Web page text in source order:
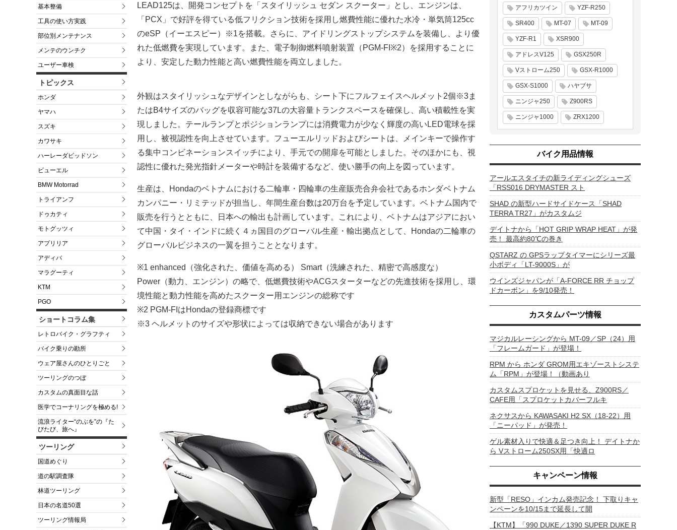
基本整備
工具の使い方実践
部位別メンテナンス
メンテのウンチク
ユーザー車検
トピックス
ホンダ
ヤマハ
スズキ
カワサキ
ハーレーダビッドソン
ビューエル
BMW Motorrad
トライアンフ
ドゥカティ
モトグッツィ
アプリリア
アディバ
マラグーティ
KTM
PGO
ショートコラム集
レトロバイク・グラフティ
バイク乗りの勘所
ウェア屋さんのひとりごと
ツーリングのつぼ
カスタムの真面目な話
医学でコーナリングを極める!
流浪ライター“のぶを”の『た
びたび、旅へ』
ツーリング
国道めぐり
道の駅調査隊
林道ツーリング
日本の名道50選
ツーリング情報局
LEAD125は、開発コンセプトを「スタイリッシュ セダン スクーター」とし、エンジンは、
「PCX」で好評を得ている低フリクション技術を採用し燃費性能に優れた水冷・単気筒125cc
のeSP（イーエスピー）※1を搭載。さらに、アイドリングストップシステムを装備し、より優
れた低燃費を実現しています。また、電子制御燃料噴射装置（PGM-FI※2）を採用することに
より、安定した動力性能と高い燃費性能を両立しました。
外観はスタイリッシュなデザインとしながらも、シート下にフルフェイスヘルメット2個※3ま
たはB4サイズのバッグを収容可能な37Lの大容量トランクスペースを確保し、高い積載性を実
現しました。テールランプとポジションランプには消費電力が少なく輝度の高いLED電球を採
用し、被視認性を向上させています。フューエルリッドおよびシートは、メインキーで操作す
る集中コンビネーションスイッチにより、手元での開扉を可能としました。そのほかにも、視
認性に優れた発光指針メーターや時計を装備するなど、使い勝手の向上を図っています。
生産は、Hondaのベトナムにおける二輪車・四輪車の生産販売合弁会社であるホンダベトナム
カンパニー・リミテッドが担当し、年間生産台数は20万台を予定しています。ベトナム国内で
販売を行うとともに、日本への輸出も計画しています。これにより、ベトナムはアジアにおい
て中国・タイ・インドに続く４ヵ国目のグローバル生産・輸出拠点として、Hondaの二輪車の
グローバルビジネスの一翼を担うこととなります。
※1 enhanced（強化された、価値を高める） Smart（洗練された、精密で高感度な）
Power（動力、エンジン）の略で、低燃費技術やACGスターターなどの先進技術を採用し、環
境性能と動力性能を高めたスクーター用エンジンの総称です
※2 PGM-FIはHondaの登録商標です
※3 ヘルメットのサイズや形状によっては収納できない場合があります
アフリカツイン YZF-R250
SR400 MT-07 MT-09
YZF-R1 XSR900
アドレスV125 GSX250R
Vストローム250 GSX-R1000
GSX-S1000 ハヤブサ
ニンジャ250 Z900RS
ニンジャ1000 ZRX1200
バイク用品情報
アールエスタイチの新ライディングシューズ
「RSS016 DRYMASTER スト
SHAD の新型ハードサイドケース「SHAD
TERRA TR27」がカスタムジ
デイトナから「HOT GRIP WRAP HEAT」が発
売！ 最高約80℃の巻き
QSTARZ の GPSラップタイマーにシリーズ最
小ボディ「LT-9000S」が
ウインズジャパンが「A-FORCE RR チョップ
ドカーボン」を9/10発売！
カスタムパーツ情報
マジカルレーシングから MT-09／SP（24）用
「フレームガード」が登場！
RPM から ホンダ GROM用エキゾーストシステ
ム「RPM」が登場！（動画あり
カスタムスプロケットを見せる、Z900RS／
CAFE用「スプロケットカバーフルキ
ネクサスから KAWASAKI H2 SX（18-22）用
「ニーパッド」が発売！
ゲル素材入りで快適＆足つき向上！ デイトナか
ら Vストローム250SX用「快適ロ
キャンペーン情報
新型「RESO」インカム発売記念！ 下取りキャ
ンペーンを10/15まで延長して開
【KTM】「990 DUKE／1390 SUPER DUKE R